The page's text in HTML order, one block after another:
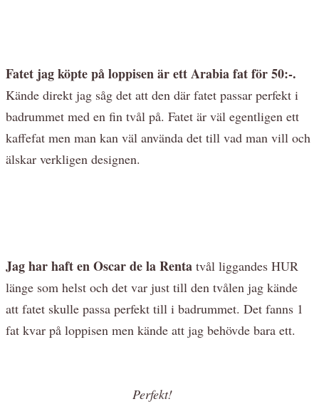
Fatet jag köpte på loppisen är ett Arabia fat för 50:-.
Kände direkt jag såg det att den där fatet passar perfekt i
badrummet med en fin tvål på. Fatet är väl egentligen ett
kaffefat men man kan väl använda det till vad man vill och
älskar verkligen designen.
Jag har haft en Oscar de la Renta tvål liggandes HUR
länge som helst och det var just till den tvålen jag kände
att fatet skulle passa perfekt till i badrummet. Det fanns 1
fat kvar på loppisen men kände att jag behövde bara ett.
Perfekt!